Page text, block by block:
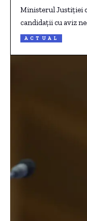
Ministerul Justiţiei
candidaţii cu aviz
ACTUAL